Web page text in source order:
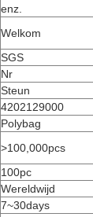
enz.
Welkom
SGS
Nr
Steun
4202129000
Polybag
>100,000pcs
100pc
Wereldwijd
7~30days